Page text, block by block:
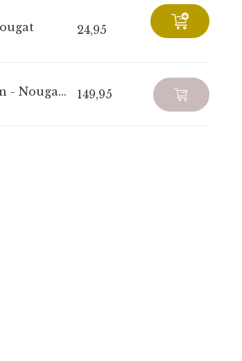
24,95
- Nouga... 149,95